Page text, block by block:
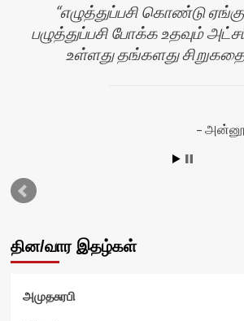
எழுத்துப்பசி கொண்டு
பழுத்துப்பசி போக்க உதவும்
உள்ளது தங்களது
தின/வார இதழ்கள்
அமுதசுரபி